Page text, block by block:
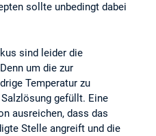
sollte unbedingt dabei
sind leider die
um die zur
Temperatur zu
gefüllt. Eine
ausreichen, dass das
Stelle angreift und die